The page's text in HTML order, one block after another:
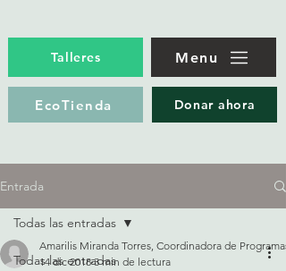
Talleres Menu
EcoTienda Donar ahora
Entrada
Todas las entradas
Todas las entradas
Amarilis Miranda Torres, Coordinadora de Programas
14 dic 2018 3 min de lectura